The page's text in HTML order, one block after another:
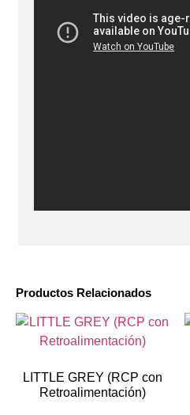
Productos Relacionados
LITTLE GREY (RCP con
Retroalimentación)